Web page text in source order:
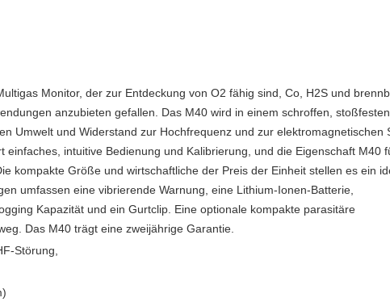
Monitor, der zur Entdeckung von O2 fähig sind, Co, H2S und
anzubieten gefallen. Das M40 wird in einem schroffen,
Umwelt und Widerstand zur Hochfrequenz und zur elektromagnetischen
intuitive Bedienung und Kalibrierung, und die Eigenschaft M40
kompakte Größe und wirtschaftliche der Preis der Einheit stellen es ein
umfassen eine vibrierende Warnung, eine Lithium-Ionen-Batterie,
Kapazität und ein Gurtclip. Eine optionale kompakte parasitäre
Das M40 trägt eine zweijährige Garantie.
Störung,